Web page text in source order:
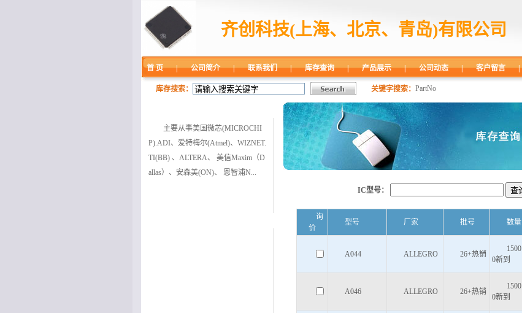
齐创科技(上海、北京、青岛)有限公司
首 页 | 公司简介 | 联系我们 | 库存查询 | 产品展示 | 公司动态 | 客户留言 |
库存搜索： 关键字搜索： PartNo
主要从事美国微芯(MICROCHI
P).ADI、爱特梅尔(Atmel)、WIZNET.
TI(BB) 、ALTERA、 美信Maxim（D
allas）、安森美(ON)、 恩智浦N...
IC型号：
询
价
型号 厂家 批号 数量
A044 ALLEGRO 26+热销
1500
0新到
A046 ALLEGRO 26+热销
1500
0新到